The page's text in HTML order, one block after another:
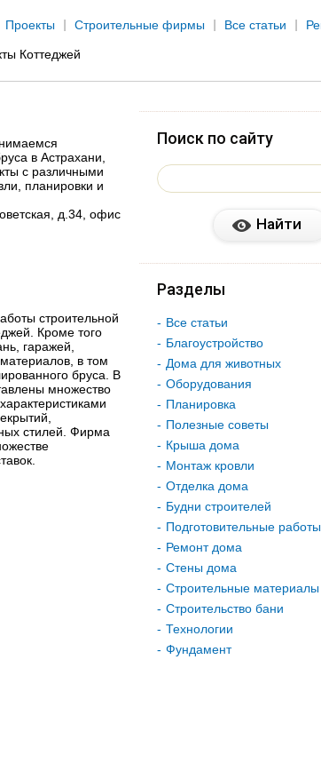
Проекты Строительные фирмы Все статьи
Коттеджей
в Астрахани,
с различными
планировки и
д.34, офис
строительной
Кроме того
гаражей,
в том
бруса. В
множество
стилей. Фирма
Поиск по сайту
Разделы
Все статьи
Благоустройство
Дома для животных
Оборудования
Планировка
Полезные советы
Крыша дома
Монтаж кровли
Отделка дома
Будни строителей
Подготовительные работы
Ремонт дома
Стены дома
Строительные материалы
Строительство бани
Технологии
Фундамент